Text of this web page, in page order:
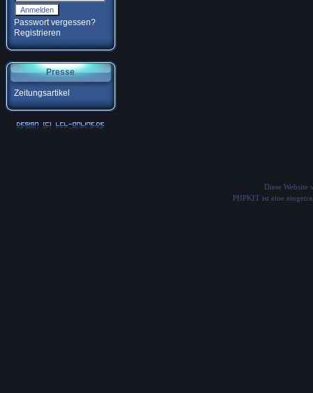
Passwort vergessen?
Registrieren
Presse
Zeitungsartikel
Diese Website
PHPKIT ist eine